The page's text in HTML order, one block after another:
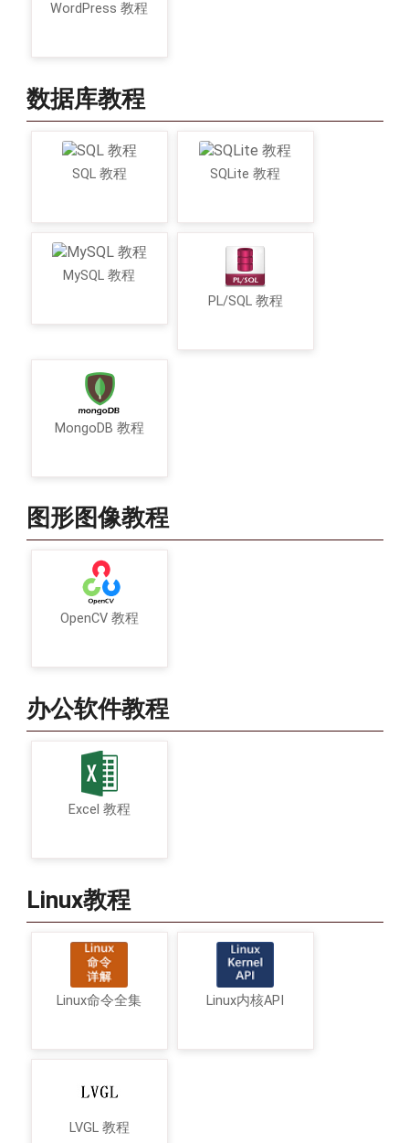
WordPress 教程
数据库教程
SQL 教程 SQLite 教程
MySQL 教程
PL/SQL 教程
MongoDB 教程
图形图像教程
OpenCV 教程
办公软件教程
Excel 教程
Linux教程
Linux命令全集 Linux内核API
LVGL 教程